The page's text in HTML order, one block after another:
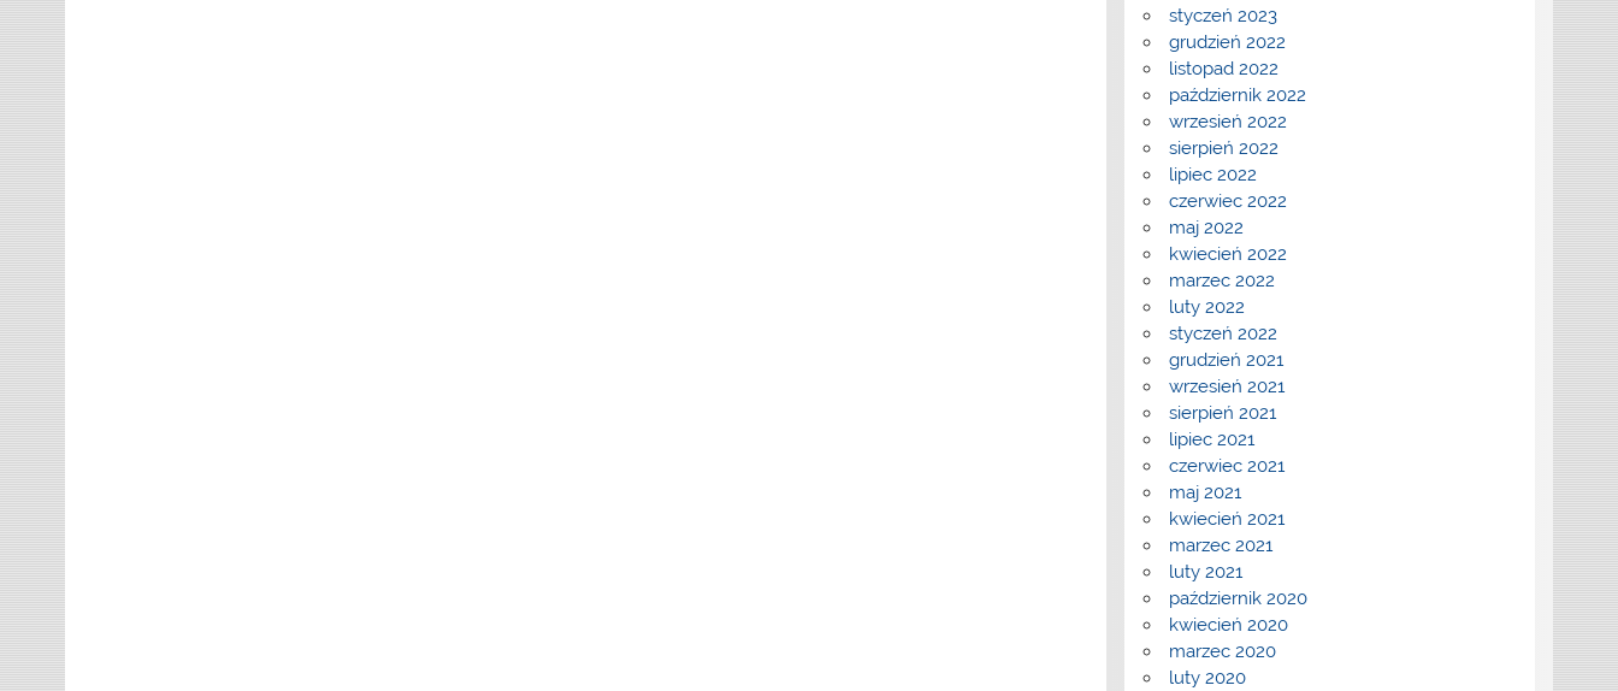
styczeń 2023
grudzień 2022
listopad 2022
październik 2022
wrzesień 2022
sierpień 2022
lipiec 2022
czerwiec 2022
maj 2022
kwiecień 2022
marzec 2022
luty 2022
styczeń 2022
grudzień 2021
wrzesień 2021
sierpień 2021
lipiec 2021
czerwiec 2021
maj 2021
kwiecień 2021
marzec 2021
luty 2021
październik 2020
kwiecień 2020
marzec 2020
luty 2020